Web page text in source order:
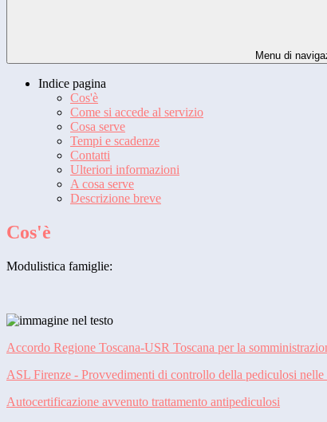
Menu di
Indice pagina
Cos'è
Come si accede al servizio
Cosa serve
Tempi e scadenze
Contatti
Ulteriori informazioni
A cosa serve
Descrizione breve
Cos'è
Modulistica famiglie:
Accordo Regione Toscana-USR Toscana per la
ASL Firenze - Provvedimenti di controllo della pediculosi nelle
Autocertificazione avvenuto trattamento antipediculosi